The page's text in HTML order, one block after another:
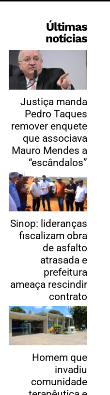
Últimas
notícias
Justiça manda
Pedro Taques
remover enquete
que associava
Mauro Mendes a
“escândalos”
Sinop: lideranças
fiscalizam obra
de asfalto
atrasada e
prefeitura
ameaça rescindir
contrato
Homem que
invadiu
comunidade